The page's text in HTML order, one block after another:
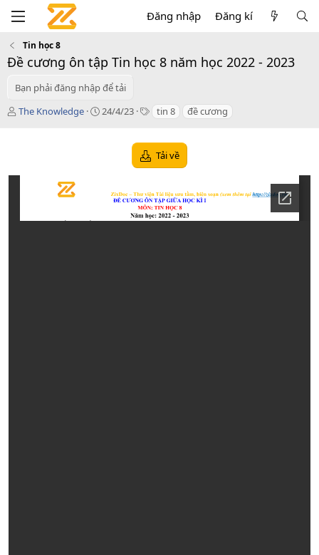
Đăng nhập Đăng kí
Tin học 8
Đề cương ôn tập Tin học 8 năm học 2022 - 2023
Bạn phải đăng nhập để tải
T
ả
The Knowledge
C
24/4/23
T tin 8 đề cương
Tải về